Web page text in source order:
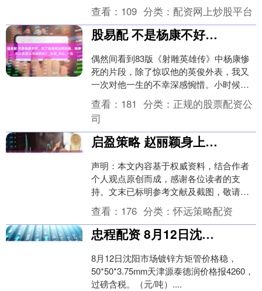
映的韩国高评分电影，灵感来自....
查看： 109 分类： 配资网上炒股平台
股易配 不是杨康不好，有了包惜弱这样的娘，杨康的人生怎么可能好过？_生活_内心_一生
偶然间看到83版《射雕英雄传》中杨康惨
死的片段，除了惊叹他的英俊外表，我又
一次对他一生的不幸深感惋惜。小时候看
《射雕》时，杨康是我最讨厌的角色之
一。他贪图权贵、....
查看： 181 分类： 正规的股票配资公
司
启盈策略 赵丽颖身上展露无疑，这一次，官媒力挺下的江湖地位、人间冷暖_影片_酱园_电影
声明：本文内容基于权威资料，结合作者
个人观点原创而成，感谢各位读者的支
持。文末已标明参考文献及截图，敬请知
悉。 文丨吃椰果 编辑丨呦呦鹿鸣 “九九八
十一道工序，....
查看： 176 分类：怀远策略配资
忠程配资 8月12日沈阳市场镀锌方矩管价格稳
8月12日沈阳市场镀锌方矩管价格稳，
50*50*3.75mm天津源泰德润价格报4260，
过磅含税。（元/吨）....